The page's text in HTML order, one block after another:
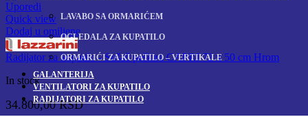
LAVABO SA ORMARIĆEM
OGLEDALA ZA KUPATILO
ORMARIĆI ZA KUPATILO – VERTIKALE
GALANTERIJA
VENTILATORI ZA KUPATILO
RADIJATORI ZA KUPATILO
Uporedi
Quick view
Dodaj u omiljene
Radijator za kupatilo - Sušač peškira CAPRI 72 x 50 cm Hrom
In stock
34.800,00RSD